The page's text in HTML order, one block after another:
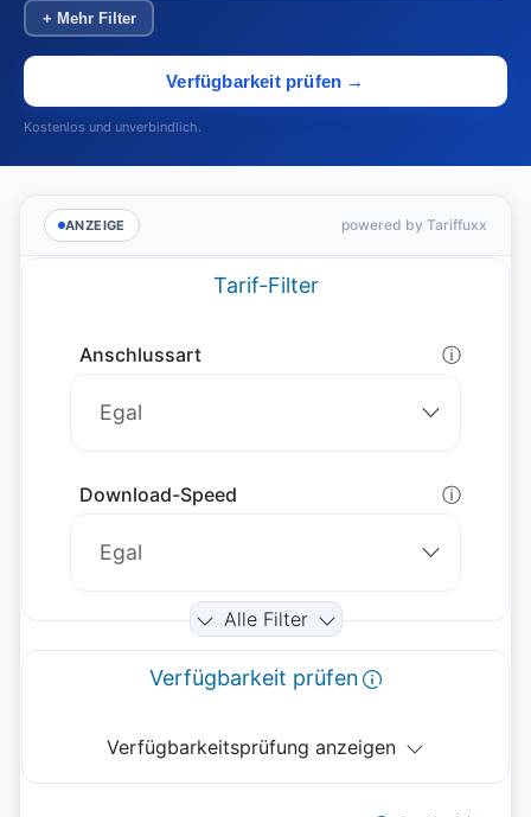
+ Mehr Filter
Verfügbarkeit prüfen →
Kostenlos und unverbindlich.
ANZEIGE powered by Tariffuxx